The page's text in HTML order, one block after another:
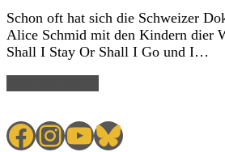
Schon oft hat sich die Schweizer
Alice Schmid mit den Kindern dier
Shall I Stay Or Shall I Go und I…
Facebook
Instagram
YouTube
Bluesky